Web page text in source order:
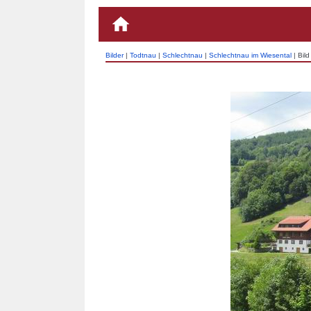
Bilder| Todtnau | Schlechtnau | Schlechtnau im Wiesental | Bild